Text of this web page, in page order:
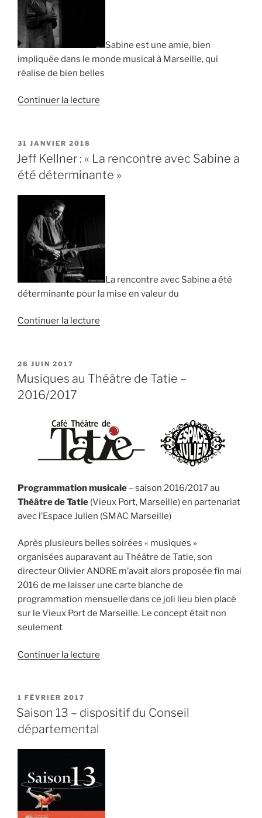
Sabine est une amie, bien
impliquée dans le monde musical à Marseille, qui
réalise de bien belles
Continuer la lecture
:
« Sabine
en
moments
« qui
« »
PUBLIÉ
LE
31 JANVIER 2018
Jeff Kellner : « La rencontre avec Sabine a
été déterminante »
La rencontre avec Sabine a été
déterminante pour la mise en valeur du
Continuer la lecture
« La
Sabine
été
déterminante » »
PUBLIÉ
LE
26 JUIN 2017
Musiques au Théâtre de Tatie –
2016/2017
Programmation musicale – saison 2016/2017 au
Théâtre de Tatie (Vieux Port, Marseille) en partenariat
avec l’Espace Julien (SMAC Marseille)
Après plusieurs belles soirées « musiques »
organisées auparavant au Théâtre de Tatie, son
directeur Olivier ANDRE m’avait alors proposée fin mai
2016 de me laisser une carte blanche de
programmation mensuelle dans ce joli lieu bien placé
sur le Vieux Port de Marseille. Le concept était non
seulement
Continuer la lecture
de
2016/2017 »
PUBLIÉ
LE
1 FÉVRIER 2017
Saison 13 – dispositif du Conseil
départemental